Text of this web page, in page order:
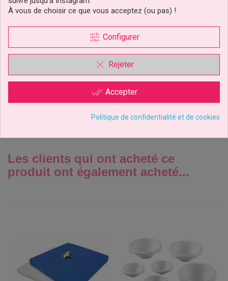
Emporte-Pièce Rose
90mm JEM Cutters
Prix
4,95 €
Ajouter au panier
Les clients qui ont acheté ce
produit ont également acheté...
À vous de choisir ce que vous acceptez (ou pas) !
tune Configurer
clear Rejeter
done_all Accepter
Politique de confidentialité et de cookies